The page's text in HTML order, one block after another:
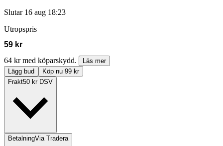
Slutar 16 aug 18:23
Utropspris
59 kr
64 kr med köparskydd.
Läs mer
Lägg bud
Köp nu 99 kr
Frakt50 kr DSV
BetalningVia Tradera